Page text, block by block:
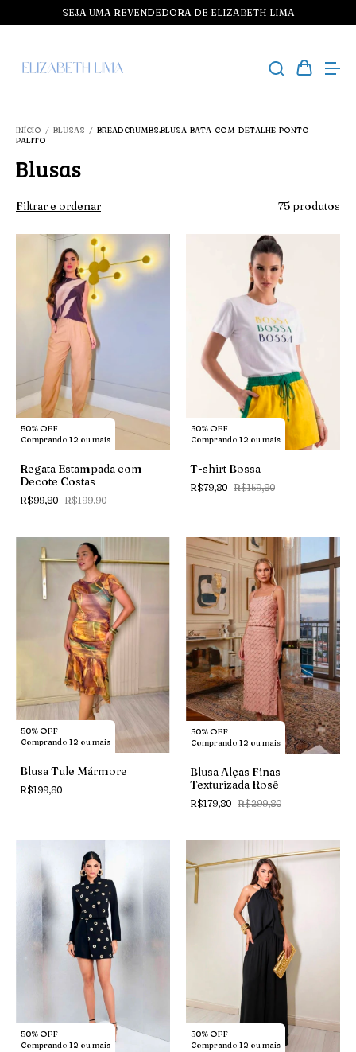
SEJA UMA REVENDEDORA DE ELIZABETH LIMA
INÍCIO / BLUSAS / BREADCRUMBS.BLUSA-BATA-COM-DETALHE-PONTO-
PALITO
Blusas
Filtrar e ordenar 75 produtos
50% OFF
Comprando 12 ou mais
Regata Estampada com
Decote Costas
R$99,80 R$199,90
50% OFF
Comprando 12 ou mais
T-shirt Bossa
R$79,80 R$159,80
50% OFF
Comprando 12 ou mais
Blusa Tule Mármore
R$199,80
50% OFF
Comprando 12 ou mais
Blusa Alças Finas
Texturizada Rosê
R$179,80 R$299,80
50% OFF
Comprando 12 ou mais
50% OFF
Comprando 12 ou mais